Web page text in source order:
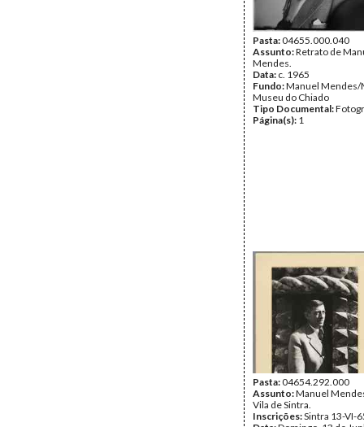
Pasta:04655.000.040
Assunto:Retrato de
Mendes.
Data: c. 1965
Fundo:Manuel Mendes/
Museu do Chiado
Tipo Documental:
Página(s): 1
Pasta:04654.292.000
Assunto:Manuel
Vila de Sintra.
Inscrições:Sintra 13-VI-